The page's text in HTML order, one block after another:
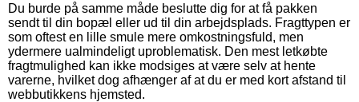
Du burde på samme måde beslutte dig for at få pakken
sendt til din bopæl eller ud til din arbejdsplads. Fragttypen er
som oftest en lille smule mere omkostningsfuld, men
ydermere ualmindeligt uproblematisk. Den mest letkøbte
fragtmulighed kan ikke modsiges at være selv at hente
varerne, hvilket dog afhænger af at du er med kort afstand til
webbutikkens hjemsted.